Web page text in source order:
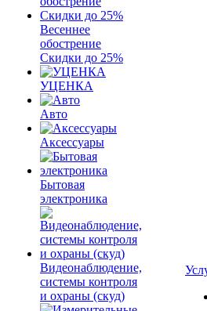
Весеннее
обострение
Скидки до 25%
УЦЕНКА
Авто
Аксессуары
Бытовая
электроника
Видеонаблюдение,
системы контроля
и охраны (скуд)